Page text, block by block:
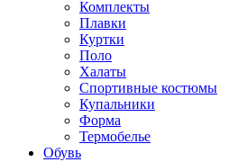
Комплекты
Плавки
Куртки
Поло
Халаты
Спортивные костюмы
Купальники
Форма
Термобелье
Обувь